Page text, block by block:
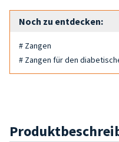
Noch zu entdecken:
# Zangen
# Zangen für den